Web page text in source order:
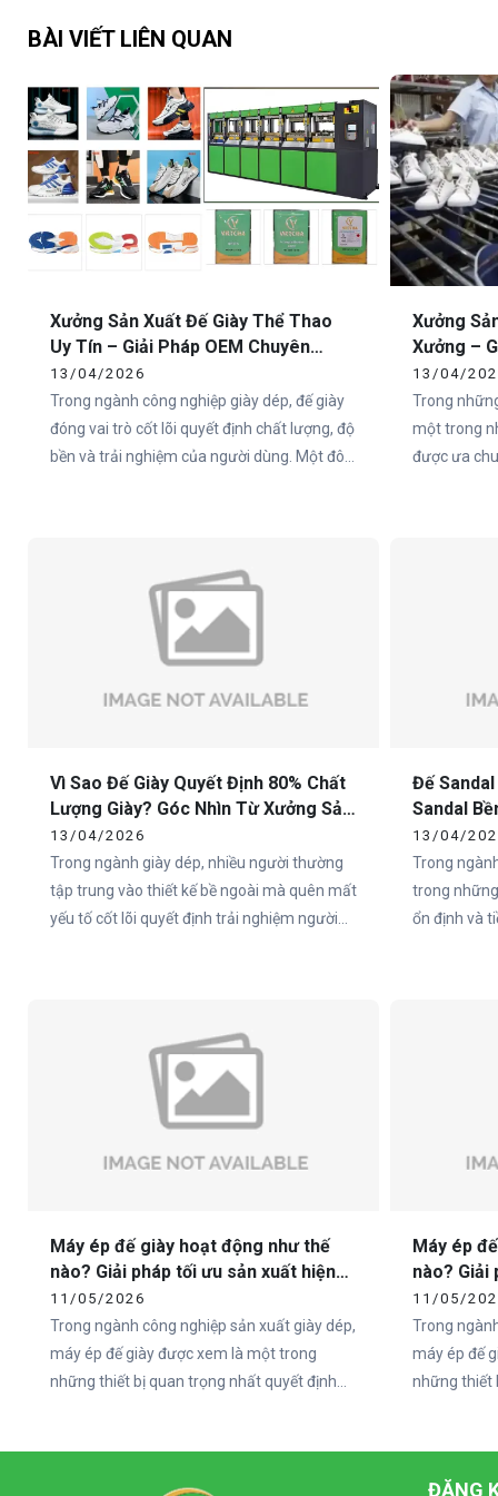
BÀI VIẾT LIÊN QUAN
Xưởng Sản Xuất Đế Giày Thể Thao
Uy Tín – Giải Pháp OEM Chuyên
Nghiệp Tại Việt Nam
13/04/2026
Trong ngành công nghiệp giày dép, đế giày
đóng vai trò cốt lõi quyết định chất lượng, độ
bền và trải nghiệm của người dùng. Một đôi
sản xuất đế giày thể thao uy tín là yếu tố
sống còn đối với các thương hiệu.
Xưởng
Xưởng –
Toàn
13/04/
Trong
một trong
được ưa
Vì Sao Đế Giày Quyết Định 80% Chất
Lượng Giày? Góc Nhìn Từ Xưởng Sản
Xuất
13/04/2026
Trong ngành giày dép, nhiều người thường
tập trung vào thiết kế bề ngoài mà quên mất
yếu tố cốt lõi quyết định trải nghiệm người
Đế
Sandal
Cho
13/04/
Trong
trong
ổn định và
Máy ép đế giày hoạt động như thế
nào? Giải pháp tối ưu sản xuất hiện
đại cùng Vietcha
11/05/2026
Trong ngành công nghiệp sản xuất giày dép,
máy ép đế giày được xem là một trong
những thiết bị quan trọng nhất quyết định
Máy ép
nào? Giải
đại cùng
11/05/
Trong
máy ép đế
những thiết
ĐĂNG